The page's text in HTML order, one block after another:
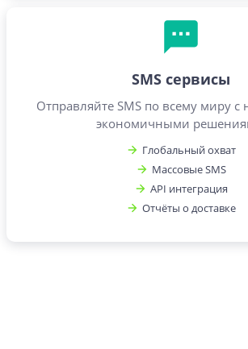
SMS сервисы
Отправляйте SMS по всему миру
экономичными
Глобальный охват
Массовые SMS
API интеграция
Отчёты о доставке